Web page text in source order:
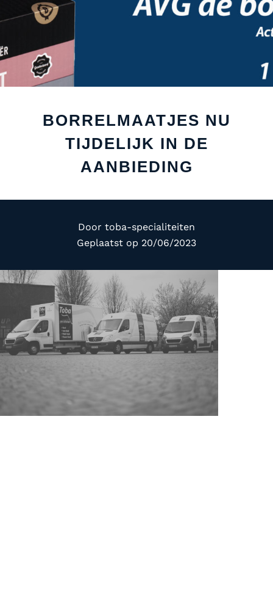
Door toba-specialiteiten
Geplaatst op 20/06/2023
BORRELMAATJES NU
TIJDELIJK IN DE
AANBIEDING